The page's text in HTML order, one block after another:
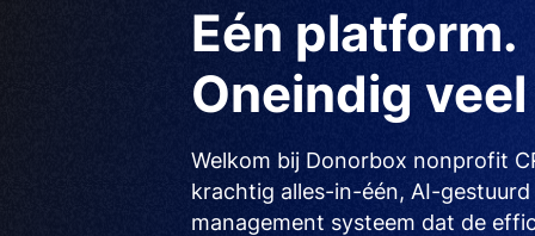
Eén platform.
Oneindig
Welkom bij Donorbox nonprofit
krachtig alles-in-één, AI-
management systeem dat de